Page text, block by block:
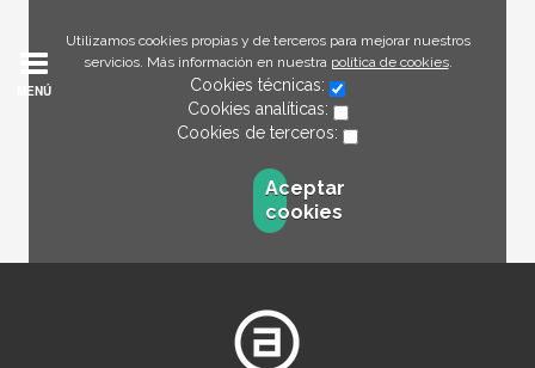
Utilizamos cookies propias y de terceros para mejorar nuestros
servicios. Más información en nuestra política de cookies.
Cookies técnicas:
Cookies analíticas:
Cookies de terceros:
Aceptar
cookies
MENÚ